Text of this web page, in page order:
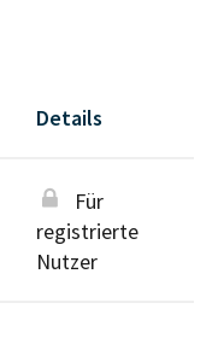
Details
Für
registrierte
Nutzer